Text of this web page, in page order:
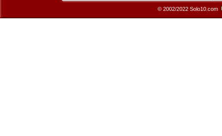
© 2002/2022 Solo10.com